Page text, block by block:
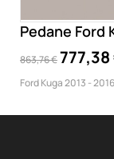
Pedane Ford
863,76 €777,38
Ford Kuga 2013 - 2016